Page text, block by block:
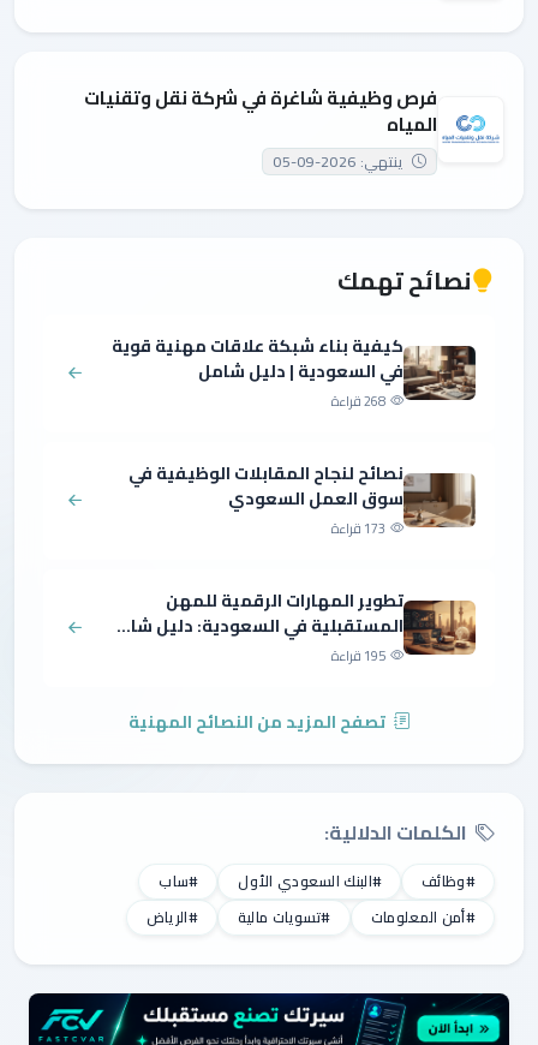
فرص وظيفية شاغرة في شركة نقل وتقنيات
المياه
ينتهي: 2026-09-05
نصائح تهمك
كيفية بناء شبكة علاقات مهنية قوية
في السعودية | دليل شامل
268 قراءة
نصائح لنجاح المقابلات الوظيفية في
سوق العمل السعودي
173 قراءة
تطوير المهارات الرقمية للمهن
المستقبلية في السعودية: دليل شا...
195 قراءة
تصفح المزيد من النصائح المهنية
الكلمات الدلالية:
#وظائف #البنك السعودي الأول
#ساب
#أمن المعلومات
#تسويات مالية #الرياض